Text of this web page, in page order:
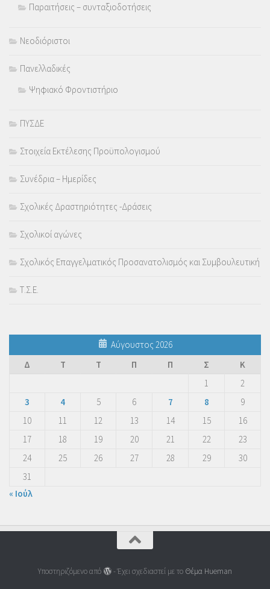
Παραιτήσεις – συνταξιοδοτήσεις
Νεοδιόριστοι
Πανελλαδικές
Ψηφιακό Φροντιστήριο
ΠΥΣΔΕ
Στοιχεία Εκτέλεσης Προϋπολογισμού
Συνέδρια – Ημερίδες
Σχολικές Δραστηριότητες -Δράσεις
Σχολικοί αγώνες
Σχολικός Επαγγελματικός Προσανατολισμός και Συμβουλευτική
Τ.Σ.Ε.
Αύγουστος 2026
Δ
Τ Τ Π Π Σ
Κ
1
2
3
4 5 6 7 8
9
10
11 12 13 14 15
16
17
18 19 20 21 22
23
24
25 26 27 28 29
30
31
« Ιούλ
Υποστηριζόμενο από - Έχει σχεδιαστεί με το Θέμα Ηueman